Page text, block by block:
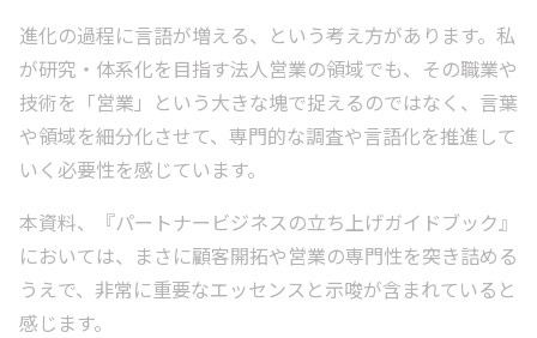
進化の過程に言語が増える、という考え方があります。私
が研究・体系化を目指す法人営業の領域でも、その職業や
技術を「営業」という大きな塊で捉えるのではなく、言葉
や領域を細分化させて、専門的な調査や言語化を推進して
いく必要性を感じています。
本資料、『パートナービジネスの立ち上げガイドブック』
においては、まさに顧客開拓や営業の専門性を突き詰める
うえで、非常に重要なエッセンスと示唆が含まれていると
感じます。